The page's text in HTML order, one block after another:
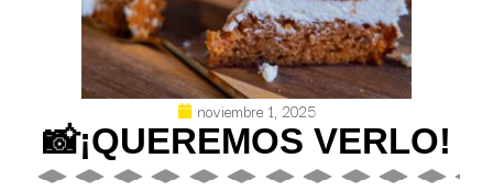
noviembre 1, 2025
📸¡QUEREMOS VERLO!